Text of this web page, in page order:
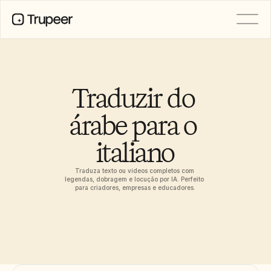
Traduzir do
árabe para o
italiano
Traduza texto ou vídeos completos com
legendas, dobragem e locução por IA. Perfeito
para criadores, empresas e educadores.
Base de Conhecimento
Gravação de ecrã com IA